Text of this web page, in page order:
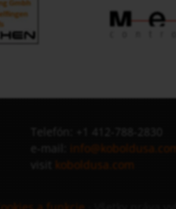
info@koboldusa.com
koboldusa.com